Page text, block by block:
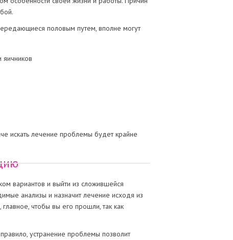
половым путем, вполне могут
искать лечение проблемы будет крайне
вариантов и выйти из сложившейся
анализы и назначит лечение исходя из
чтобы вы его прошли, так как
устранение проблемы позволит